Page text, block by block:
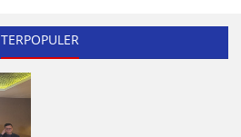
TERPOPULER